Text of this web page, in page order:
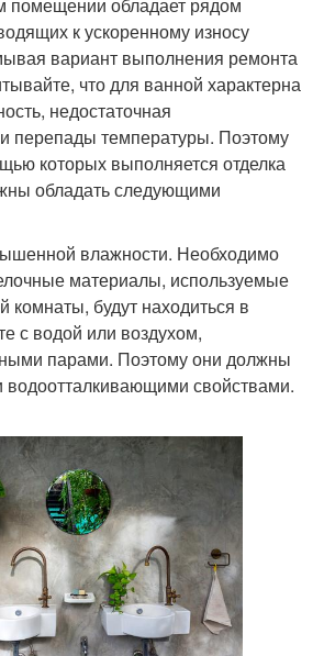
к ускоренному износу
вариант выполнения ремонта
что для ванной характерна
недостаточная
перепады температуры. Поэтому
которых выполняется отделка
обладать следующими
влажности. Необходимо
материалы, используемые
комнаты, будут находиться в
с водой или воздухом,
парами. Поэтому они должны
водоотталкивающими свойствами.